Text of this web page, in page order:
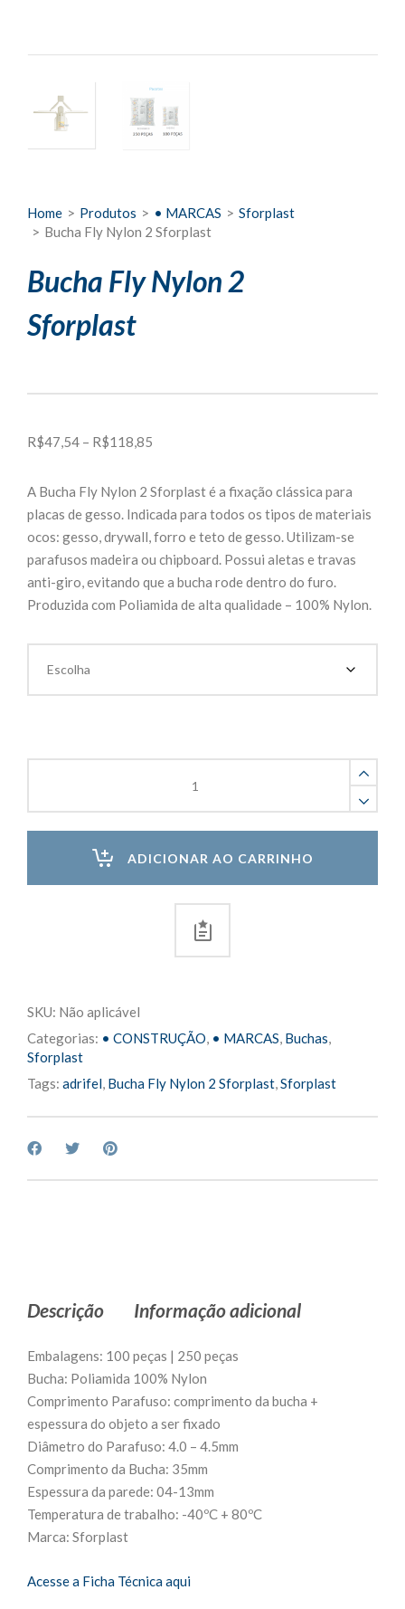
Home > Produtos > • MARCAS > Sforplast
> Bucha Fly Nylon 2 Sforplast
Bucha Fly Nylon 2
Sforplast
R$47,54 – R$118,85
preço:
R$47,54
através
R$118,85
A Bucha Fly Nylon 2 Sforplast é a fixação clássica para
placas de gesso. Indicada para todos os tipos de materiais
ocos: gesso, drywall, forro e teto de gesso. Utilizam-se
parafusos madeira ou chipboard. Possui aletas e travas
anti-giro, evitando que a bucha rode dentro do furo.
Produzida com Poliamida de alta qualidade – 100% Nylon.
ADICIONAR AO CARRINHO
SKU: Não aplicável
Categorias: • CONSTRUÇÃO, • MARCAS, Buchas,
Sforplast
Tags: adrifel, Bucha Fly Nylon 2 Sforplast,Sforplast
Descrição Informação adicional
Embalagens: 100 peças | 250 peças
Bucha: Poliamida 100% Nylon
Comprimento Parafuso: comprimento da bucha +
espessura do objeto a ser fixado
Diâmetro do Parafuso: 4.0 – 4.5mm
Comprimento da Bucha: 35mm
Espessura da parede: 04-13mm
Temperatura de trabalho: -40ºC + 80ºC
Marca: Sforplast
Acesse a Ficha Técnica aqui